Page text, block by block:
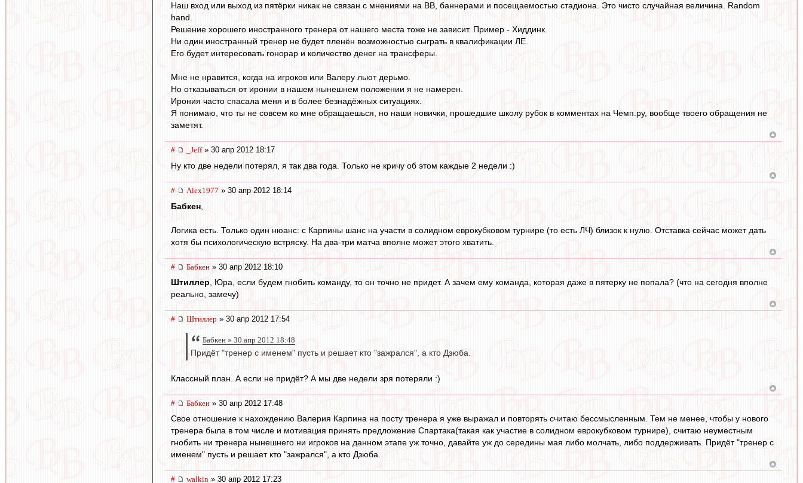
Наш вход или выход из пятёрки никак не связан с мнениями на ВВ, баннерами и посещаемостью стадиона. Это чисто случайная величина. Random
hand.
Решение хорошего иностранного тренера от нашего места тоже не зависит. Пример - Хиддинк.
Ни один иностранный тренер не будет пленён возможностью сыграть в квалификации ЛЕ.
Его будет интересовать гонорар и количество денег на трансферы.
Мне не нравится, когда на игроков или Валеру льют дерьмо.
Но отказываться от иронии в нашем нынешнем положении я не намерен.
Ирония часто спасала меня и в более безнадёжных ситуациях.
Я понимаю, что ты не совсем ко мне обращаешься, но наши новички, прошедшие школу рубок в комментах на Чемп.ру, вообще твоего обращения не
заметят.
# _Jeff» 30 апр 2012 18:17
Ну кто две недели потерял, я так два года. Только не кричу об этом каждые 2 недели :)
# Alex1977 » 30 апр 2012 18:14
Бабкен
Логика есть. Только один нюанс: с Карпины шанс на участи в солидном еврокубковом турнире (то есть ЛЧ) близок к нулю. Отставка сейчас может дать
хотя бы психологическую встряску. На два-три матча вполне может этого хватить.
# Бабкен » 30 апр 2012 18:10
Штиллер, Юра, если будем гнобить команду, то он точно не придет. А зачем ему команда, которая даже в пятерку не попала? (что на сегодня вполне
реально, замечу)
# Штиллер » 30 апр 2012 17:54
Бабкен » 30 апр 2012 18:48
Придёт "тренер с именем" пусть и решает кто "зажрался", а кто Дзюба.
Классный план. А если не придёт? А мы две недели зря потеряли :)
# Бабкен » 30 апр 2012 17:48
Свое отношение к нахождению Валерия Карпина на посту тренера я уже выражал и повторять считаю бессмысленным. Тем не менее, чтобы у нового
тренера была в том числе и мотивация принять предложение Спартака(такая как участие в солидном еврокубковом турнире), считаю неуместным
гнобить ни тренера нынешнего ни игроков на данном этапе уж точно, давайте уж до середины мая либо молчать, либо поддерживать. Придёт "тренер с
именем" пусть и решает кто "зажрался", а кто Дзюба.
# walkin » 30 апр 2012 17:23